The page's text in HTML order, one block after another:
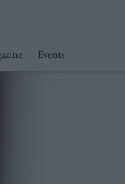
Events